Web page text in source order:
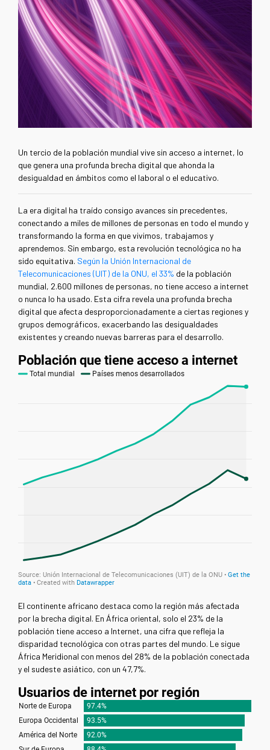
Un tercio de la población mundial vive sin acceso a internet, lo
que genera una profunda brecha digital que ahonda la
desigualdad en ámbitos como el laboral o el educativo.
La era digital ha traído consigo avances sin precedentes,
conectando a miles de millones de personas en todo el mundo y
transformando la forma en que vivimos, trabajamos y
aprendemos. Sin embargo, esta revolución tecnológica no ha
sido equitativa. Según la Unión Internacional de
Telecomunicaciones (UIT) de la ONU, el 33% de la población
mundial, 2.600 millones de personas, no tiene acceso a internet
o nunca lo ha usado. Esta cifra revela una profunda brecha
digital que afecta desproporcionadamente a ciertas regiones y
grupos demográficos, exacerbando las desigualdades
existentes y creando nuevas barreras para el desarrollo.
El continente africano destaca como la región más afectada
por la brecha digital. En África oriental, solo el 23% de la
población tiene acceso a Internet, una cifra que refleja la
disparidad tecnológica con otras partes del mundo. Le sigue
África Meridional con menos del 28% de la población conectada
y el sudeste asiático, con un 47,7%.